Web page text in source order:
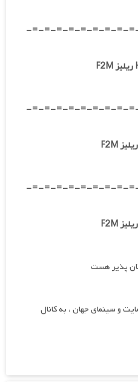
-=-=-=-=-=-=-=-=-
-=-=-=-=-=-=-=-=-
-=-=-=-=-=-=-=-=-
و سینمای جهان ، به کانال